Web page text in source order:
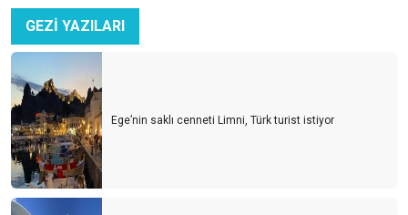
GEZİ YAZILARI
Ege’nin saklı cenneti Limni, Türk turist istiyor